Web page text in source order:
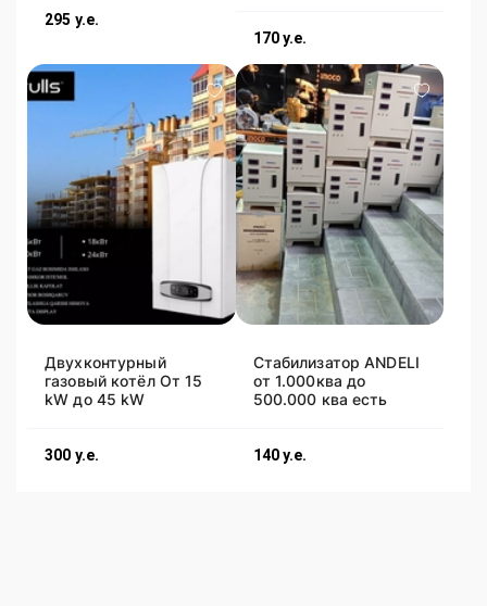
295 у.е.
170у.е.
Двухконтурный
газовый котёл От 15
kW до 45 kW
300 у.е.
Стабилизатор ANDELI
от 1.000ква до
500.000 ква есть
140у.е.